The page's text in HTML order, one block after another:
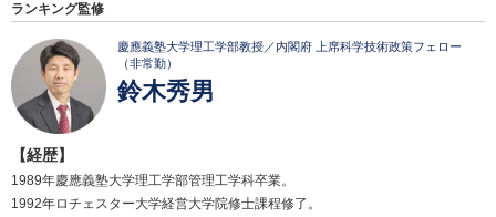
ランキング監修
慶應義塾大学理工学部教授／内閣府 上席科学技術政策フェロー
（非常勤）
鈴木秀男
【経歴】
1989年慶應義塾大学理工学部管理工学科卒業。
1992年ロチェスター大学経営大学院修士課程修了。